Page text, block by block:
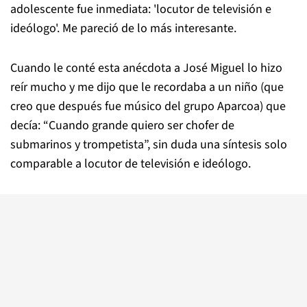
adolescente fue inmediata: 'locutor de televisión e
ideólogo'. Me pareció de lo más interesante.
Cuando le conté esta anécdota a José Miguel lo hizo
reír mucho y me dijo que le recordaba a un niño (que
creo que después fue músico del grupo Aparcoa) que
decía: “Cuando grande quiero ser chofer de
submarinos y trompetista”, sin duda una síntesis solo
comparable a locutor de televisión e ideólogo.